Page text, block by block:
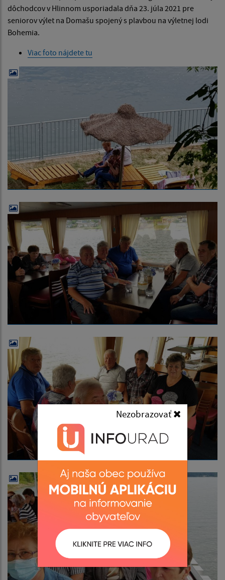
Nezobrazovať
dôchodcov v Hlinnom usporiadala dňa 23. júla 2021 pre
seniorov výlet na Domašu spojený s plavbou na výletnej lodi
Bohemia.
Viac foto nájdete tu